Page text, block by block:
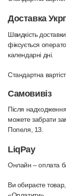
Доставка
Швидкість
фіксується
календарні дні.
Стандартна
Самовивіз
Після
можете забрати
Попеля, 13.
LiqPay
Онлайн – оплата
Ви обираєте